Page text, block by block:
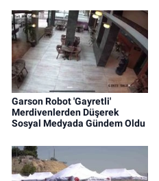
Garson Robot 'Gayretli'
Merdivenlerden Düşerek
Sosyal Medyada Gündem Oldu